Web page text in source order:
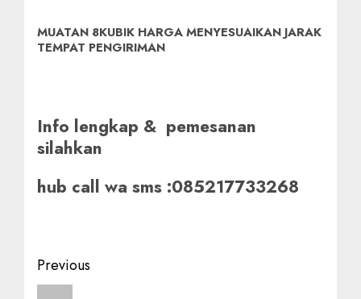
MUATAN 8KUBIK HARGA MENYESUAIKAN JARAK
TEMPAT PENGIRIMAN
Info lengkap & pemesanan
silahkan
hub call wa sms :085217733268
Post
Previous
Previous